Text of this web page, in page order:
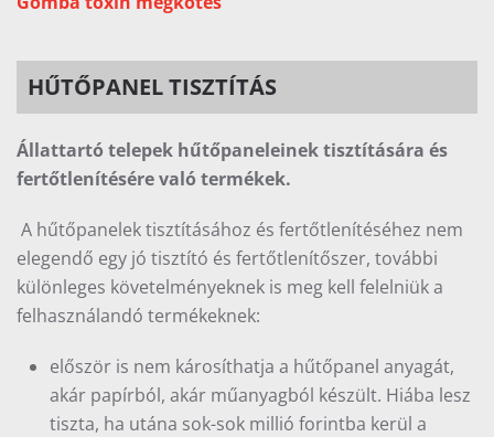
HŰTŐPANEL TISZTÍTÁS
Állattartó telepek hűtőpaneleinek tisztítására és
fertőtlenítésére való termékek.
A hűtőpanelek tisztításához és fertőtlenítéséhez nem
elegendő egy jó tisztító és fertőtlenítőszer, további
különleges követelményeknek is meg kell felelniük a
felhasználandó termékeknek:
először is nem károsíthatja a hűtőpanel anyagát,
akár papírból, akár műanyagból készült. Hiába lesz
tiszta, ha utána sok-sok millió forintba kerül a